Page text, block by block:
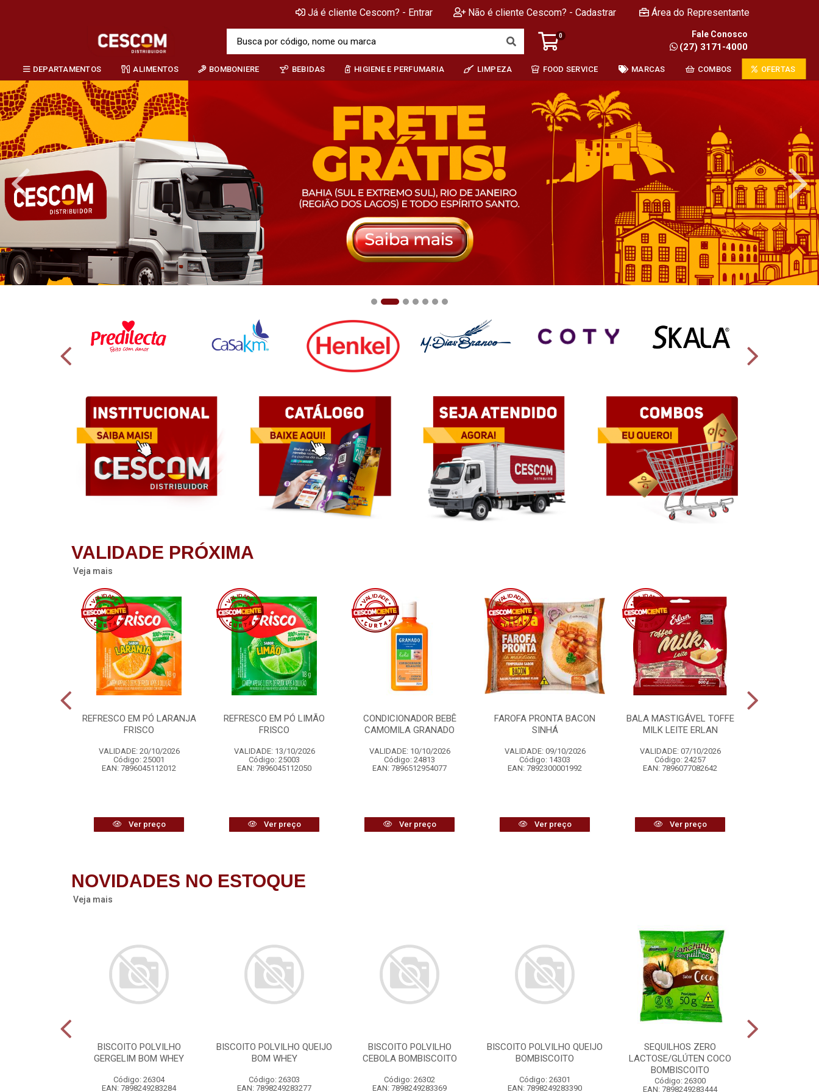
Já é cliente Cescom? - Entrar Não é cliente Cescom? - Cadastrar Área do Representante
0 Fale Conosco
(27) 3171-4000
DEPARTAMENTOS ALIMENTOS BOMBONIERE BEBIDAS HIGIENE E PERFUMARIA LIMPEZA FOOD SERVICE MARCAS COMBOS OFERTAS
VALIDADE PRÓXIMA
Veja mais
REFRESCO EM PÓ LARANJA
FRISCO
VALIDADE: 20/10/2026
Código: 25001
EAN: 7896045112012
Ver preço
REFRESCO EM PÓ LIMÃO
FRISCO
VALIDADE: 13/10/2026
Código: 25003
EAN: 7896045112050
Ver preço
CONDICIONADOR BEBÊ
CAMOMILA GRANADO
VALIDADE: 10/10/2026
Código: 24813
EAN: 7896512954077
Ver preço
FAROFA PRONTA BACON
SINHÁ
VALIDADE: 09/10/2026
Código: 14303
EAN: 7892300001992
Ver preço
BALA MASTIGÁVEL TOFFE
MILK LEITE ERLAN
VALIDADE: 07/10/2026
Código: 24257
EAN: 7896077082642
Ver preço
NOVIDADES NO ESTOQUE
Veja mais
BISCOITO POLVILHO
GERGELIM BOM WHEY
Código: 26304
EAN: 7898249283284
BISCOITO POLVILHO QUEIJO
BOM WHEY
Código: 26303
EAN: 7898249283277
BISCOITO POLVILHO
CEBOLA BOMBISCOITO
Código: 26302
EAN: 7898249283369
BISCOITO POLVILHO QUEIJO
BOMBISCOITO
Código: 26301
EAN: 7898249283390
SEQUILHOS ZERO
LACTOSE/GLÚTEN COCO
BOMBISCOITO
Código: 26300
EAN: 7898249283444